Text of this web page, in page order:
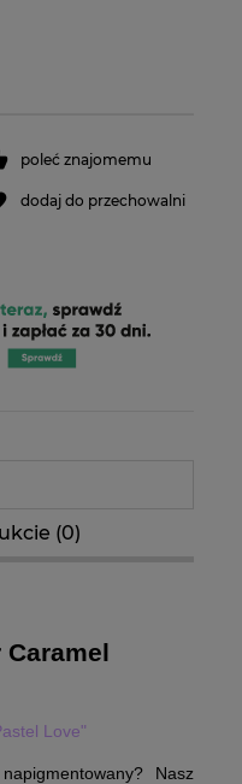
poleć znajomemu
dodaj do przechowalni
(0)
Love"
Nasz